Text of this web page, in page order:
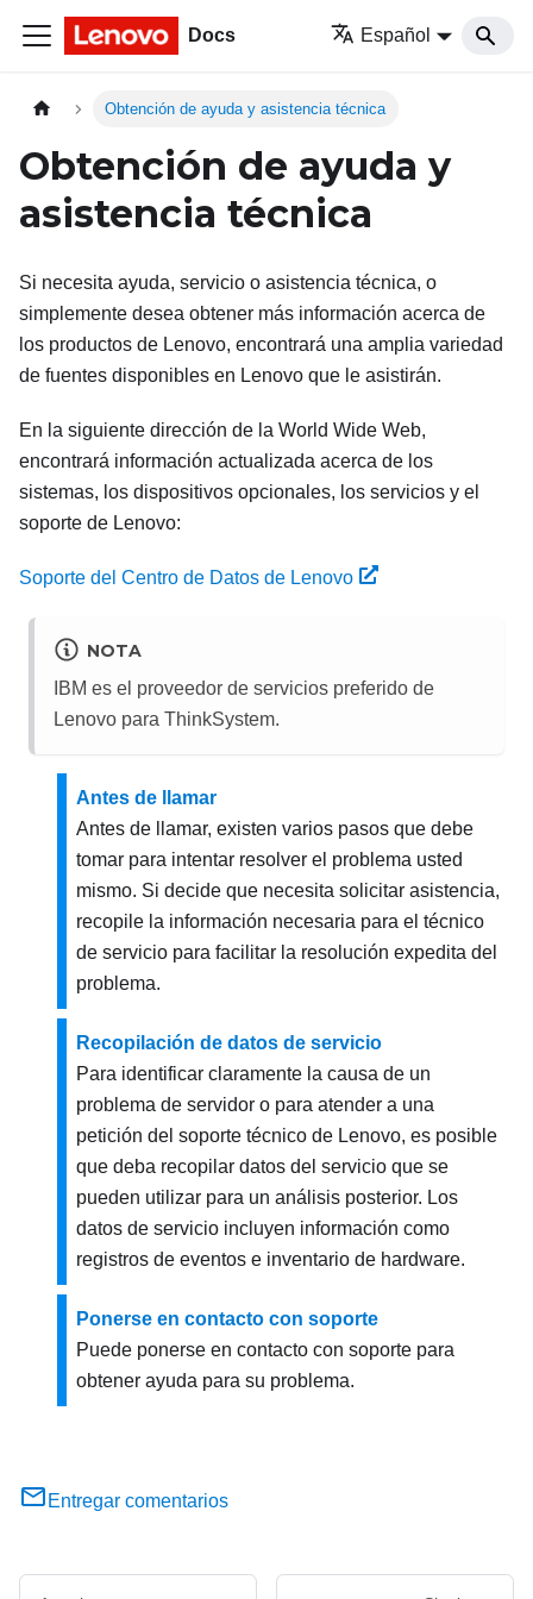
Docs Español
Obtención de ayuda y asistencia técnica
Obtención de ayuda y
asistencia técnica
Si necesita ayuda, servicio o asistencia técnica, o
simplemente desea obtener más información acerca de
los productos de Lenovo, encontrará una amplia variedad
de fuentes disponibles en Lenovo que le asistirán.
En la siguiente dirección de la World Wide Web,
encontrará información actualizada acerca de los
sistemas, los dispositivos opcionales, los servicios y el
soporte de Lenovo:
Soporte del Centro de Datos de Lenovo
NOTA
IBM es el proveedor de servicios preferido de
Lenovo para ThinkSystem.
Antes de llamar
Antes de llamar, existen varios pasos que debe
tomar para intentar resolver el problema usted
mismo. Si decide que necesita solicitar asistencia,
recopile la información necesaria para el técnico
de servicio para facilitar la resolución expedita del
problema.
Recopilación de datos de servicio
Para identificar claramente la causa de un
problema de servidor o para atender a una
petición del soporte técnico de Lenovo, es posible
que deba recopilar datos del servicio que se
pueden utilizar para un análisis posterior. Los
datos de servicio incluyen información como
registros de eventos e inventario de hardware.
Ponerse en contacto con soporte
Puede ponerse en contacto con soporte para
obtener ayuda para su problema.
Entregar comentarios